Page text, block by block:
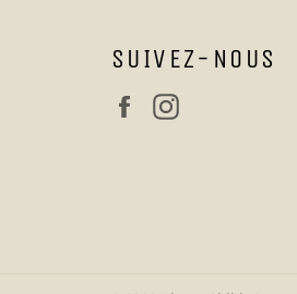
SUIVEZ-NOUS
Facebook